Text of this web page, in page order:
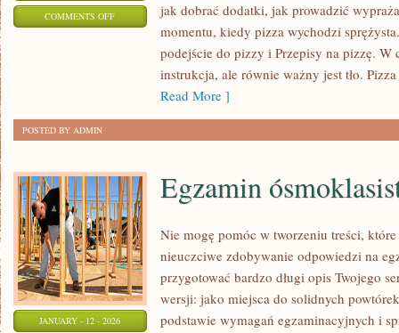
COMMENTS OFFON
jak dobrać dodatki, jak prowadzić
momentu, kiedy pizza wychodzi
podejście do pizzy i Przepisy na pizzę. W
instrukcja, ale równie ważny jest tło.
Read More ]
POSTED BY ADMIN
JANUARY - 12 - 2026
Egzamin
Nie mogę pomóc w tworzeniu treści,
nieuczciwe zdobywanie odpowiedzi na
przygotować bardzo długi opis Twojego
wersji: jako miejsca do solidnych
podstawie wymagań egzaminacyjnych i